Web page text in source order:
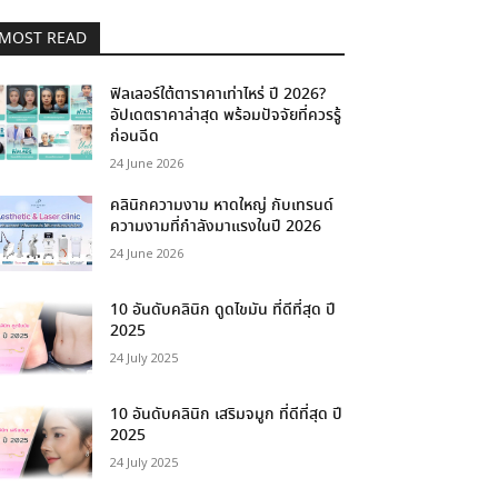
READ
ฟิลเลอร์ใต้ตาราคาเท่าไหร่ ปี 2026?
อัปเดตราคาล่าสุด พร้อมปัจจัยที่ควรรู้
ก่อนฉีด
24 June 2026
คลินิกความงาม หาดใหญ่ กับเทรนด์
ความงามที่กำลังมาแรงในปี 2026
24 June 2026
10 อันดับคลินิก ดูดไขมัน ที่ดีที่สุด ปี
2025
24 July 2025
10 อันดับคลินิก เสริมจมูก ที่ดีที่สุด ปี
2025
24 July 2025